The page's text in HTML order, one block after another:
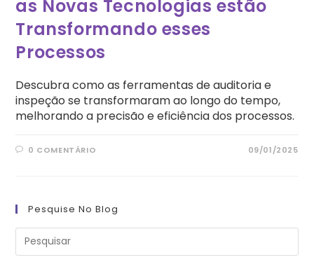
as Novas Tecnologias estão
Transformando esses
Processos
Descubra como as ferramentas de auditoria e
inspeção se transformaram ao longo do tempo,
melhorando a precisão e eficiência dos processos.
0 COMENTÁRIO 09/01/2025
Pesquise No Blog